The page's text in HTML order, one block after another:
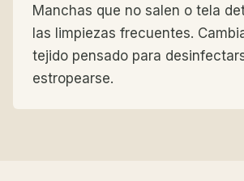
Manchas que no salen o tela
las limpiezas frecuentes.
tejido pensado para
estropearse.